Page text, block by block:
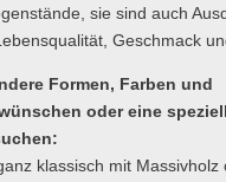
sie sind auch
Geschmack
Formen, Farben und
oder eine
klassisch mit Massivholz